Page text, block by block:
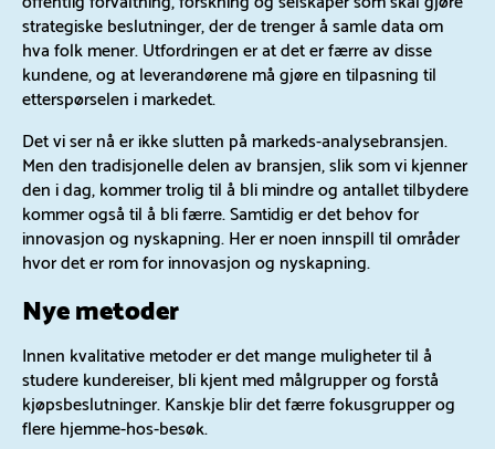
strategiske beslutninger, der de trenger å samle data om
hva folk mener. Utfordringen er at det er færre av disse
kundene, og at leverandørene må gjøre en tilpasning til
etterspørselen i markedet.
Det vi ser nå er ikke slutten på markeds-analysebransjen.
Men den tradisjonelle delen av bransjen, slik som vi kjenner
den i dag, kommer trolig til å bli mindre og antallet tilbydere
kommer også til å bli færre. Samtidig er det behov for
innovasjon og nyskapning. Her er noen innspill til områder
hvor det er rom for innovasjon og nyskapning.
Nye metoder
Innen kvalitative metoder er det mange muligheter til å
studere kundereiser, bli kjent med målgrupper og forstå
kjøpsbeslutninger. Kanskje blir det færre fokusgrupper og
flere hjemme-hos-besøk.